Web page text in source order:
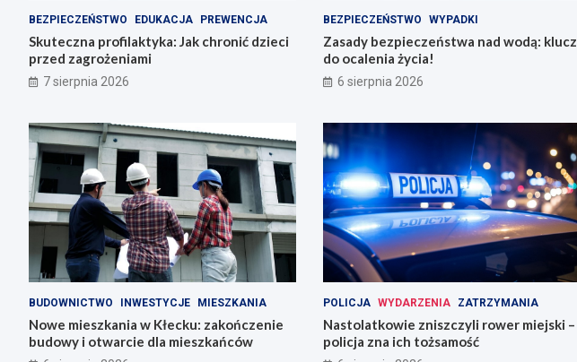
BEZPIECZEŃSTWO EDUKACJA PREWENCJA
Skuteczna profilaktyka: Jak chronić dzieci
przed zagrożeniami
7 sierpnia 2026
BEZPIECZEŃSTWO WYPADKI
Zasady bezpieczeństwa nad wodą: klucz
do ocalenia życia!
6 sierpnia 2026
BUDOWNICTWO INWESTYCJE MIESZKANIA
Nowe mieszkania w Kłecku: zakończenie
budowy i otwarcie dla mieszkańców
POLICJA WYDARZENIA ZATRZYMANIA
Nastolatkowie zniszczyli rower miejski –
policja zna ich tożsamość